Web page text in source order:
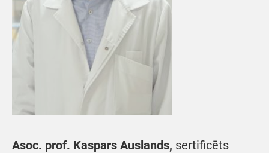
Asoc. prof. Kaspars Auslands, sertificēts